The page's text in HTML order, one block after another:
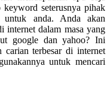
seterusnya pihak
untuk anda. Anda akan
internet dalam masa yang
google dan yahoo? Ini
terbesar di internet
untuk mencari